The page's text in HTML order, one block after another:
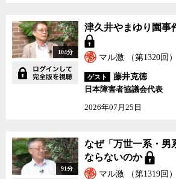
104分
津久井やまゆり園事
マル激 （第1320回）
ゲスト
藤井克徳
日本障害者協議会代表
2026年07月25日
91分
なぜ「万世一系・男
ならないのか
マル激 （第1319回）